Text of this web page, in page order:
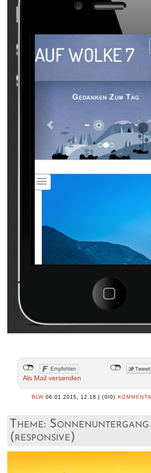
Als Mail versenden
BLW 06.01.2015, 12.18 (0/0)
Theme: Sonnenuntergang
(responsive)